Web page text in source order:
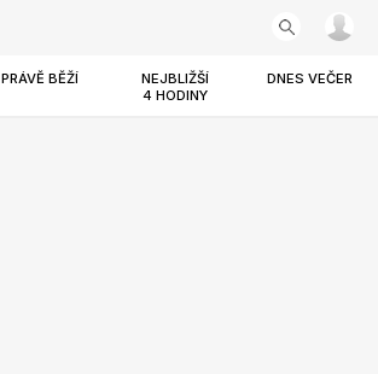
PRÁVĚ BĚŽÍ
NEJBLIŽŠÍ
4 HODINY
DNES VEČER